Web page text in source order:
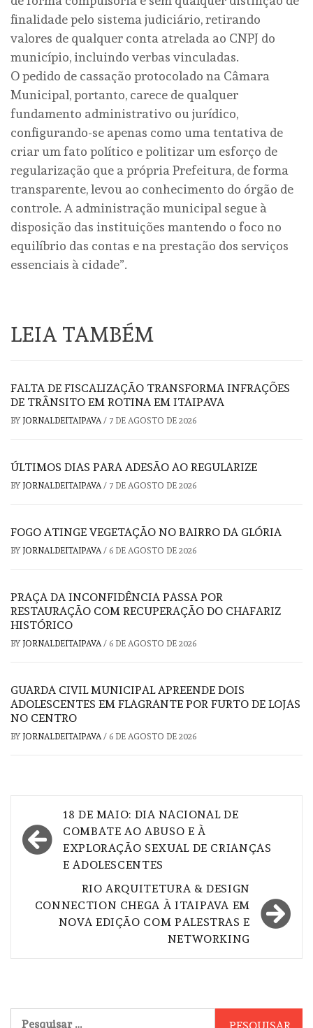
finalidade pelo sistema judiciário, retirando
valores de qualquer conta atrelada ao CNPJ do
município, incluindo verbas vinculadas.
O pedido de cassação protocolado na Câmara
Municipal, portanto, carece de qualquer
fundamento administrativo ou jurídico,
configurando-se apenas como uma tentativa de
criar um fato político e politizar um esforço de
regularização que a própria Prefeitura, de forma
transparente, levou ao conhecimento do órgão de
controle. A administração municipal segue à
disposição das instituições mantendo o foco no
equilíbrio das contas e na prestação dos serviços
essenciais à cidade”.
LEIA TAMBÉM
FALTA DE FISCALIZAÇÃO TRANSFORMA INFRAÇÕES
DE TRÂNSITO EM ROTINA EM ITAIPAVA
BY JORNALDEITAIPAVA/ 7 DE AGOSTO DE 2026
ÚLTIMOS DIAS PARA ADESÃO AO REGULARIZE
BY JORNALDEITAIPAVA/ 7 DE AGOSTO DE 2026
FOGO ATINGE VEGETAÇÃO NO BAIRRO DA GLÓRIA
BY JORNALDEITAIPAVA/ 6 DE AGOSTO DE 2026
PRAÇA DA INCONFIDÊNCIA PASSA POR
RESTAURAÇÃO COM RECUPERAÇÃO DO CHAFARIZ
HISTÓRICO
BY JORNALDEITAIPAVA/ 6 DE AGOSTO DE 2026
GUARDA CIVIL MUNICIPAL APREENDE DOIS
ADOLESCENTES EM FLAGRANTE POR FURTO DE LOJAS
NO CENTRO
BY JORNALDEITAIPAVA/ 6 DE AGOSTO DE 2026
Navegação
de
Post
18 DE MAIO: DIA NACIONAL DE
COMBATE AO ABUSO E À
EXPLORAÇÃO SEXUAL DE CRIANÇAS
E ADOLESCENTES
RIO ARQUITETURA & DESIGN
CONNECTION CHEGA À ITAIPAVA EM
NOVA EDIÇÃO COM PALESTRAS E
NETWORKING